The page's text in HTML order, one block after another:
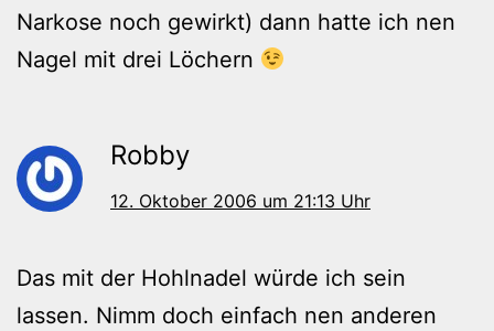
Narkose noch gewirkt) dann hatte ich nen
Nagel mit drei Löchern
Robby
12. Oktober 2006 um 21:13 Uhr
Das mit der Hohlnadel würde ich sein
lassen. Nimm doch einfach nen anderen